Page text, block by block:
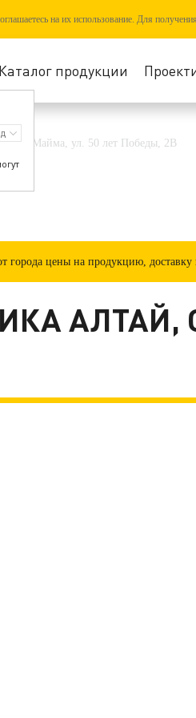
на их использование. Для
Каталог продукции
с. Майма, ул. 50 лет Победы, 2В
цены на продукцию, доставку